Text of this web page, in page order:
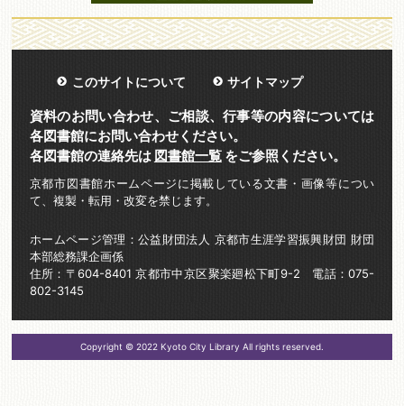
このサイトについて サイトマップ
資料のお問い合わせ、ご相談、行事等の内容については
各図書館にお問い合わせください。
各図書館の連絡先は 図書館一覧をご参照ください。
京都市図書館ホームページに掲載している文書・画像等につい
て、複製・転用・改変を禁じます。
ホームページ管理：公益財団法人 京都市生涯学習振興財団 財団
本部総務課企画係
住所：〒604-8401 京都市中京区聚楽廻松下町9-2 電話：075-
802-3145
Copyright © 2022 Kyoto City Library All rights reserved.